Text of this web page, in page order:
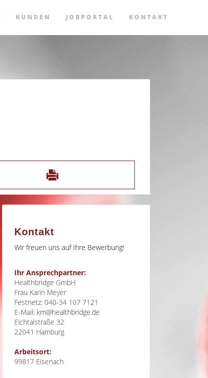
KUNDEN JOBPORTAL KONTAKT
Kontakt
Wir freuen uns auf Ihre Bewerbung!
Ihr Ansprechpartner:
Healthbridge GmbH
Frau Karin Meyer
Festnetz: 040-34 107 7121
E-Mail: km@healthbridge.de
Eichtalstraße 32
22041 Hamburg
Arbeitsort:
99817 Eisenach